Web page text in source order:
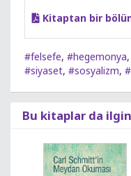
Kitaptan bir
#felsefe, #hegemonya,
#siyaset, #sosyalizm,
Bu kitaplar da